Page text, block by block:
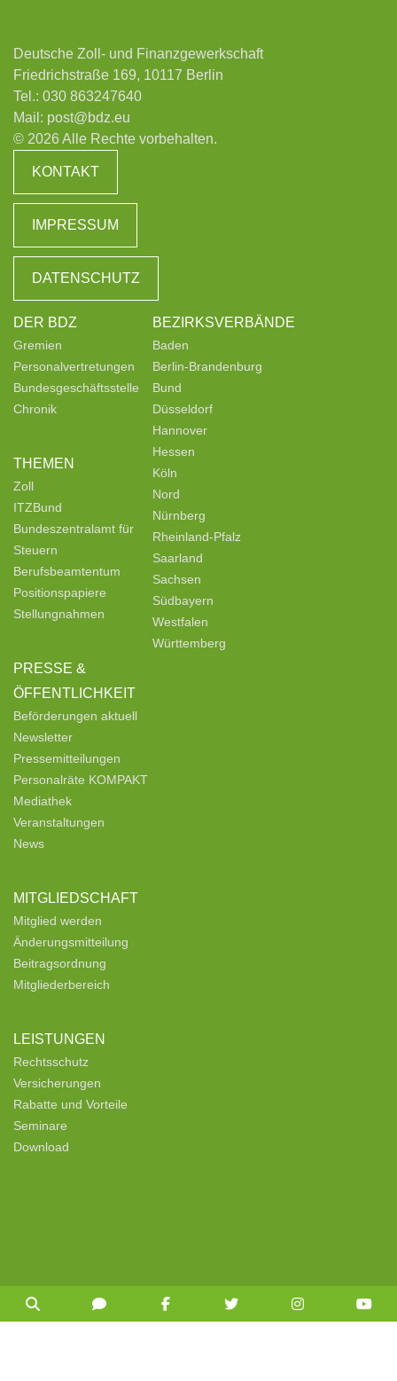
Deutsche Zoll- und Finanzgewerkschaft
Friedrichstraße 169, 10117 Berlin
Tel.: 030 863247640
Mail: post@bdz.eu
© 2026 Alle Rechte vorbehalten.
KONTAKT
IMPRESSUM
DATENSCHUTZ
DER BDZ
Gremien
Personalvertretungen
Bundesgeschäftsstelle
Chronik
THEMEN
Zoll
ITZBund
Bundeszentralamt für
Steuern
Berufsbeamtentum
Positionspapiere
Stellungnahmen
PRESSE &
ÖFFENTLICHKEIT
Beförderungen aktuell
Newsletter
Pressemitteilungen
Personalräte KOMPAKT
Mediathek
Veranstaltungen
News
MITGLIEDSCHAFT
Mitglied werden
Änderungsmitteilung
Beitragsordnung
Mitgliederbereich
LEISTUNGEN
Rechtsschutz
Versicherungen
Rabatte und Vorteile
Seminare
Download
BEZIRKSVERBÄNDE
Baden
Berlin-Brandenburg
Bund
Düsseldorf
Hannover
Hessen
Köln
Nord
Nürnberg
Rheinland-Pfalz
Saarland
Sachsen
Südbayern
Westfalen
Württemberg